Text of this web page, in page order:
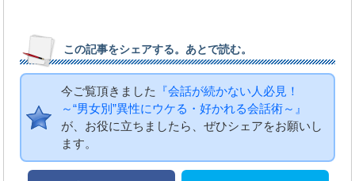
この記事をシェアする。あとで読む。
今ご覧頂きました
『会話が続かない人必見！
～“男女別”異性にウケる・好かれる会話術～』
が、お役に立ちましたら、ぜひシェアをお願いし
ます。